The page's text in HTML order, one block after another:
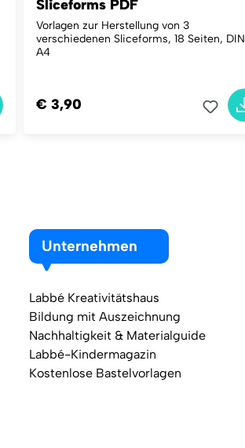
Sliceforms PDF
Vorlagen zur Herstellung von 3
verschiedenen Sliceforms, 18 Seiten, DIN
A4
€ 3,90
Unternehmen
Labbé Kreativitätshaus
Bildung mit Auszeichnung
Nachhaltigkeit & Materialguide
Labbé-Kindermagazin
Kostenlose Bastelvorlagen